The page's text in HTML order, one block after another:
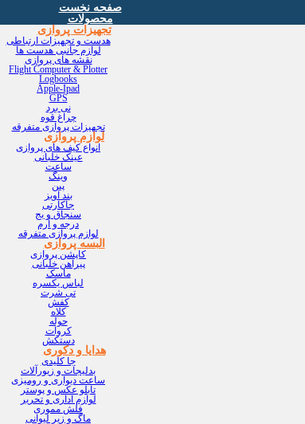
صفحه نخست
محصولات
تجهیزات پروازی
هدست و تجهیزات ارتباطی
لوازم جانبی هدست ها
نقشه های پروازی
Flight Computer & Plotter
Logbooks
Apple-Ipad
GPS
نی برد
چراغ قوه
تجهیزات پروازی متفرقه
لوازم پروازی
انواع کیف های پروازی
عینک خلبانی
ساعت
وینگ
پین
بند آویز
جاکارتی
سنجاق و بج
درجه و آرم
لوازم پروازی متفرقه
البسه پروازی
کاپشن پروازی
پیراهن خلبانی
ماسک
لباس یکسره
تی شرت
کفش
کلاه
حوله
کروات
دستکش
هدایا و دکوری
جا کلیدی
بدلیجات و زیورآلات
ساعت دیواری و رومیزی
تابلو عکس و پوستر
لوازم اداری و تحریر
فلش مموری
ماگ و زیر لیوانی